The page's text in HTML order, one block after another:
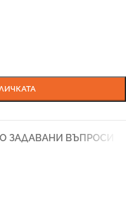
ЗАДАВАНИ ВЪПРОСИ